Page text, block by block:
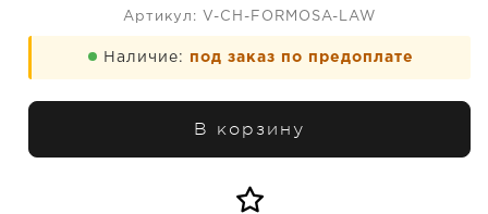
Артикул: V-CH-FORMOSA-LAW
Наличие: под заказ по предоплате
В корзину